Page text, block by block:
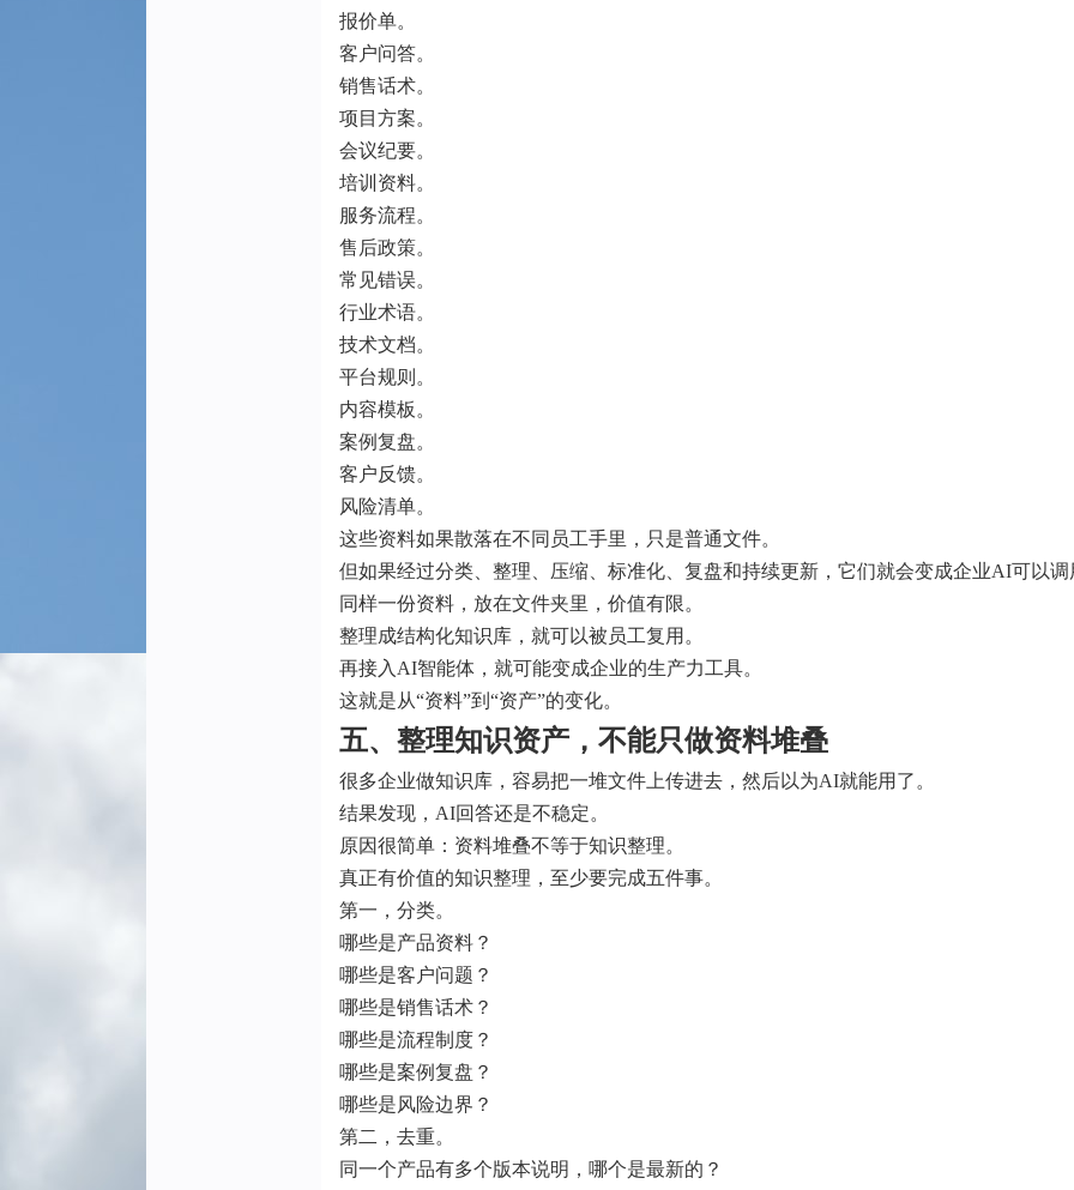
报价单。
客户问答。
销售话术。
项目方案。
会议纪要。
培训资料。
服务流程。
售后政策。
常见错误。
行业术语。
技术文档。
平台规则。
内容模板。
案例复盘。
客户反馈。
风险清单。
这些资料如果散落在不同员工手里，只是普通文件。
但如果经过分类、整理、压缩、标准化、复盘和持续更新，它们就会变成企业AI可以
同样一份资料，放在文件夹里，价值有限。
整理成结构化知识库，就可以被员工复用。
再接入AI智能体，就可能变成企业的生产力工具。
这就是从“资料”到“资产”的变化。
五、整理知识资产，不能只做资料堆叠
很多企业做知识库，容易把一堆文件上传进去，然后以为AI就能用了。
结果发现，AI回答还是不稳定。
原因很简单：资料堆叠不等于知识整理。
真正有价值的知识整理，至少要完成五件事。
第一，分类。
哪些是产品资料？
哪些是客户问题？
哪些是销售话术？
哪些是流程制度？
哪些是案例复盘？
哪些是风险边界？
第二，去重。
同一个产品有多个版本说明，哪个是最新的？